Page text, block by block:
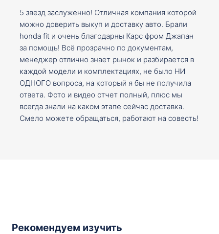
5 звезд заслуженно! Отличная компания которой
можно доверить выкуп и доставку авто. Брали
honda fit и очень благодарны Карс фром Джапан
за помощь! Всё прозрачно по документам,
менеджер отлично знает рынок и разбирается в
каждой модели и комплектациях, не было НИ
ОДНОГО вопроса, на который я бы не получила
ответа. Фото и видео отчет полный, плюс мы
всегда знали на каком этапе сейчас доставка.
Смело можете обращаться, работают на совесть!
Рекомендуем изучить